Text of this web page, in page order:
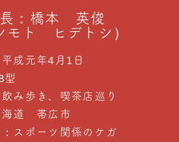
：橋本 英俊
モト ヒデトシ）
成元年4月1日
型
み歩き、喫茶店巡り
海道 帯広市
スポーツ関係のケガ